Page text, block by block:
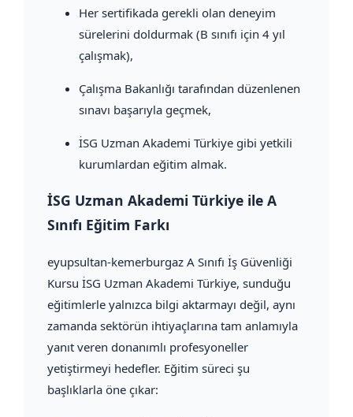
Her sertifikada gerekli olan deneyim
sürelerini doldurmak (B sınıfı için 4 yıl
çalışmak),
Çalışma Bakanlığı tarafından düzenlenen
sınavı başarıyla geçmek,
İSG Uzman Akademi Türkiye gibi yetkili
kurumlardan eğitim almak.
İSG Uzman Akademi Türkiye ile A
Sınıfı Eğitim Farkı
eyupsultan-kemerburgaz A Sınıfı İş Güvenliği
Kursu İSG Uzman Akademi Türkiye, sunduğu
eğitimlerle yalnızca bilgi aktarmayı değil, aynı
zamanda sektörün ihtiyaçlarına tam anlamıyla
yanıt veren donanımlı profesyoneller
yetiştirmeyi hedefler. Eğitim süreci şu
başlıklarla öne çıkar: